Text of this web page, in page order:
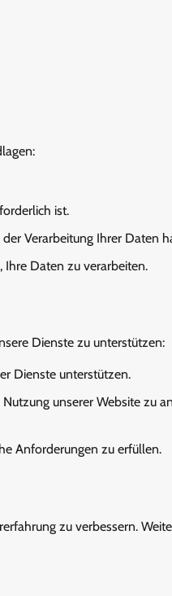
ist.
Verarbeitung Ihrer Daten
Daten zu verarbeiten.
Dienste zu unterstützen:
Dienste unterstützen.
unserer Website zu
Anforderungen zu erfüllen.
zu verbessern.